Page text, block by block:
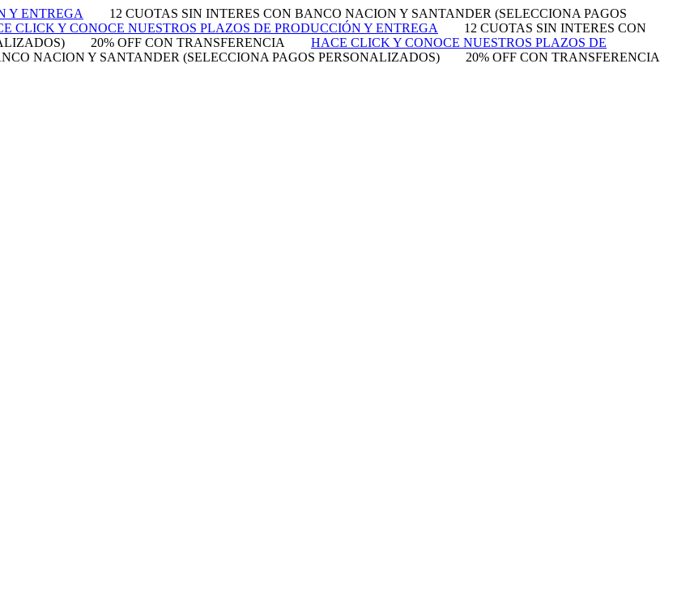
Y ENTREGA
12 CUOTAS SIN INTERES CON BANCO NACION Y SANTANDER (SELECCIONA PAGOS
CLICK Y CONOCE NUESTROS PLAZOS DE PRODUCCIÓN Y ENTREGA
12 CUOTAS SIN INTERES CON
20% OFF CON TRANSFERENCIA
HACE CLICK Y CONOCE NUESTROS PLAZOS DE
NACION Y SANTANDER (SELECCIONA PAGOS PERSONALIZADOS) 20% OFF CON TRANSFERENCIA